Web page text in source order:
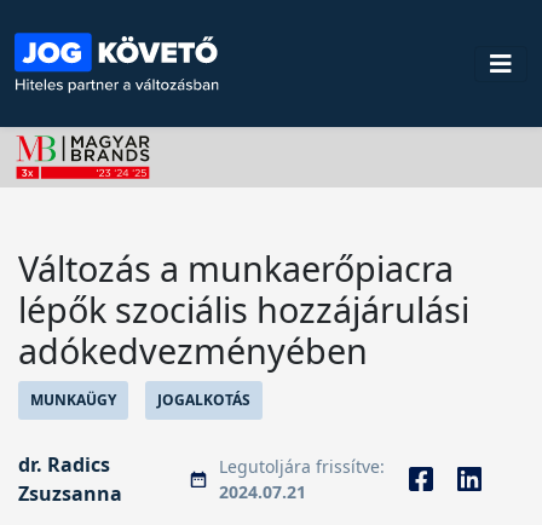
Változás a munkaerőpiacra
lépők szociális hozzájárulási
adókedvezményében
MUNKAÜGY JOGALKOTÁS
dr. Radics
Zsuzsanna
Legutoljára frissítve:
2024.07.21